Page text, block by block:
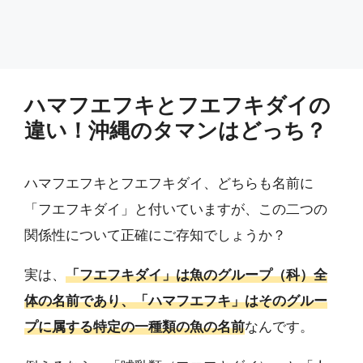
ハマフエフキとフエフキダイの
違い！沖縄のタマンはどっち？
ハマフエフキとフエフキダイ、どちらも名前に
「フエフキダイ」と付いていますが、この二つの
関係性について正確にご存知でしょうか？
実は、 「フエフキダイ」は魚のグループ（科）全
体の名前であり、「ハマフエフキ」はそのグルー
プに属する特定の一種類の魚の名前なんです。